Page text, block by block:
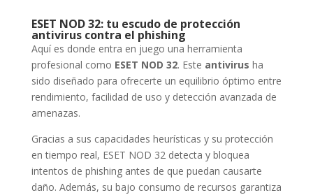
ESET NOD 32: tu escudo de protección
antivirus contra el phishing
Aquí es donde entra en juego una herramienta
profesional como ESET NOD 32. Este antivirus ha
sido diseñado para ofrecerte un equilibrio óptimo entre
rendimiento, facilidad de uso y detección avanzada de
amenazas.
Gracias a sus capacidades heurísticas y su protección
en tiempo real, ESET NOD 32 detecta y bloquea
intentos de phishing antes de que puedan causarte
daño. Además, su bajo consumo de recursos garantiza